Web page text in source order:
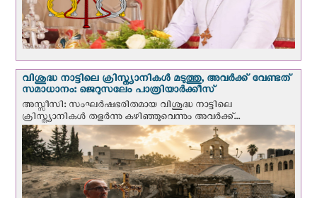
വിശുദ്ധ നാട്ടിലെ ക്രിസ്ത്യാനികൾ മടുത്തു, അവർക്ക് വേണ്ടത്
സമാധാനം: ജെറുസലേം പാത്രിയാര്‍ക്കീസ്
അസ്സീസി: സംഘര്‍ഷഭരിതമായ വിശുദ്ധ നാട്ടിലെ
ക്രിസ്ത്യാനികൾ തളര്‍ന്നു കഴിഞ്ഞുവെന്നും അവർക്ക്...